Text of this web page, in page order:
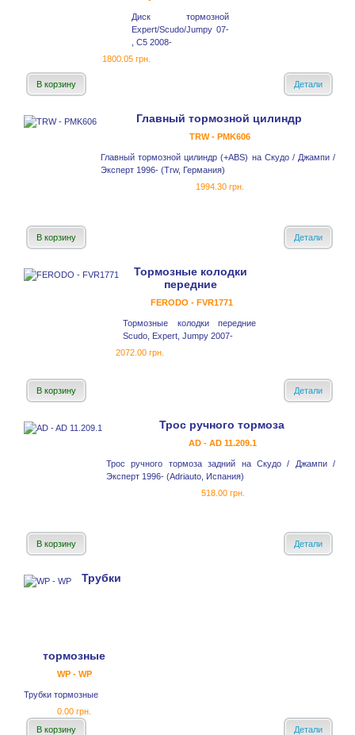
Диск тормозной
Expert/Scudo/Jumpy 07-
, C5 2008-
1800.05 грн.
В корзину Детали
Главный тормозной цилиндр
TRW - PMK606
Главный тормозной цилиндр (+ABS) на Скудо / Джампи /
Эксперт 1996- (Trw, Германия)
1994.30 грн.
В корзину Детали
Тормозные колодки
передние
FERODO - FVR1771
Тормозные колодки передние
Scudo, Expert, Jumpy 2007-
2072.00 грн.
В корзину Детали
Трос ручного тормоза
AD - AD 11.209.1
Трос ручного тормоза задний на Скудо / Джампи /
Эксперт 1996- (Adriauto, Испания)
518.00 грн.
В корзину Детали
Трубки
тормозные
WP - WP
Трубки тормозные
0.00 грн.
В корзину
Детали